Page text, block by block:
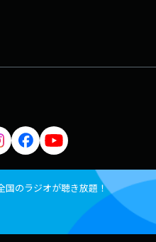
国のラジオが聴き放題！